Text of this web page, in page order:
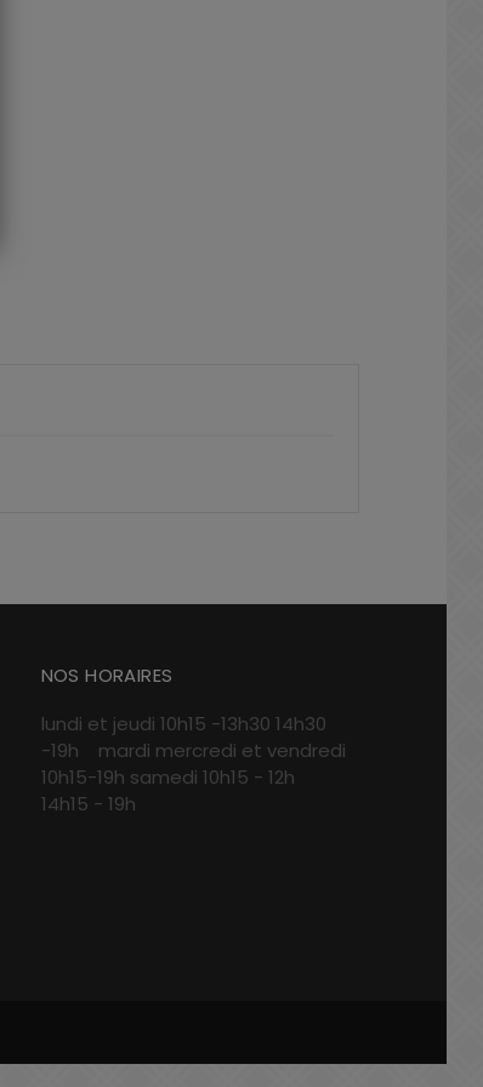
NOS HORAIRES
lundi et jeudi 10h15 -13h30 14h30
-19h mardi mercredi et vendredi
10h15-19h samedi 10h15 - 12h
14h15 - 19h